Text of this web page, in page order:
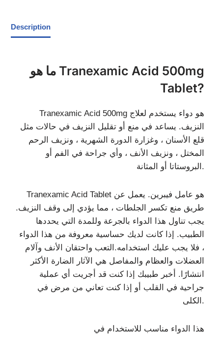
Description
ما هو Tranexamic Acid 500mg
Tablet?
Tranexamic Acid 500mg هو دواء يستخدم لعلاج
النزيف. يساعد في منع أو تقليل النزيف في حالات مثل
قلع الأسنان ، وغزارة الدورة الشهرية ، ونزيف الرحم
المختل ، ونزيف الأنف ، وأي جراحة في الفم أو
البروستاتا أو المثانة.
Tranexamic Acid Tablet هو عامل فيبرين. يعمل عن
طريق منع تكسر الجلطات ، مما يؤدي إلى وقف النزيف.
يجب تناول هذا الدواء بالجرعة وللمدة التي يحددها
الطبيب. إذا كانت لديك حساسية معروفة من هذا الدواء
، فلا يجب عليك استخدامه.التعب واحتقان الأنف وآلام
العضلات والعظام والمفاصل هي الآثار الضارة الأكثر
انتشارًا. أخبر طبيبك إذا كنت قد أجريت أي عملية
جراحية في القلب أو إذا كنت تعاني من مرض في
الكلى.
هذا الدواء مناسب للاستخدام في